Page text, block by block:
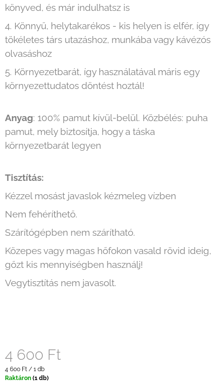
könyved, és már indulhatsz is
4. Könnyű, helytakarékos - kis helyen is elfér, így
tökéletes társ utazáshoz, munkába vagy kávézós
olvasáshoz
5. Környezetbarát, így használatával máris egy
környezettudatos döntést hoztál!
Anyag: 100% pamut kívül-belül. Közbélés: puha
pamut, mely biztosítja, hogy a táska
környezetbarát legyen
Tisztítás:
Kézzel mosást javaslok kézmeleg vízben
Nem fehéríthető.
Szárítógépben nem szárítható.
Közepes vagy magas hőfokon vasald rövid ideig,
gőzt kis mennyiségben használj!
Vegytisztítás nem javasolt.
4 600 Ft
Egységár:
4 600 Ft / 1 db
Raktáron (1 db)